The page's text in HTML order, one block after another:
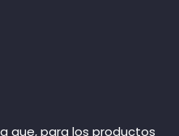
que, para los productos